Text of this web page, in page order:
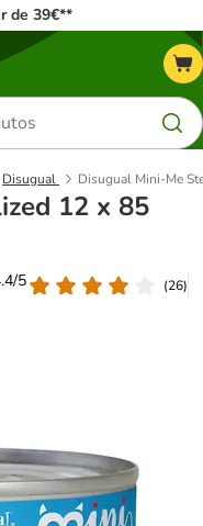
de 39€**
Disugual Disugual Mini-Me
12 x 85
5
(26)